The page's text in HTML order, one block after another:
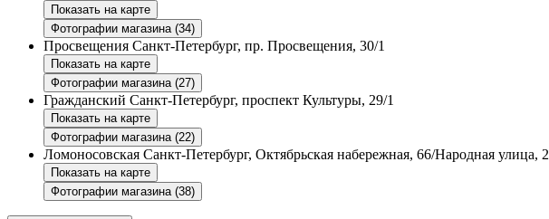
Показать на карте
Фотографии магазина (34)
Просвещения Санкт-Петербург, пр. Просвещения, 30/1
Показать на карте
Фотографии магазина (27)
Гражданский Санкт-Петербург, проспект Культуры, 29/1
Показать на карте
Фотографии магазина (22)
Ломоносовская Санкт-Петербург, Октябрьская набережная, 66/Народная улица, 2
Показать на карте
Фотографии магазина (38)